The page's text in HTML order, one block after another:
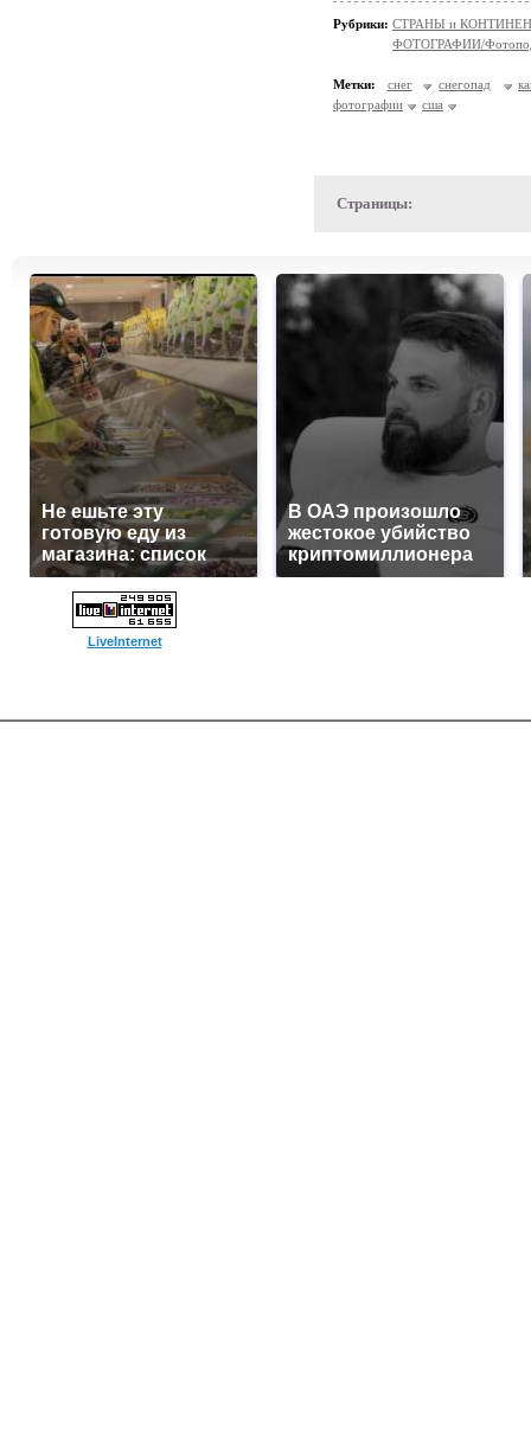
Рубрики: СТРАНЫ и
ФОТОГРАФИИ/
Метки: снег снегопад
фотографии
сша
Страницы:
Не ешьте эту
готовую еду из
магазина: список
В ОАЭ произошло
жестокое убийство
криптомиллионера
LiveInternet